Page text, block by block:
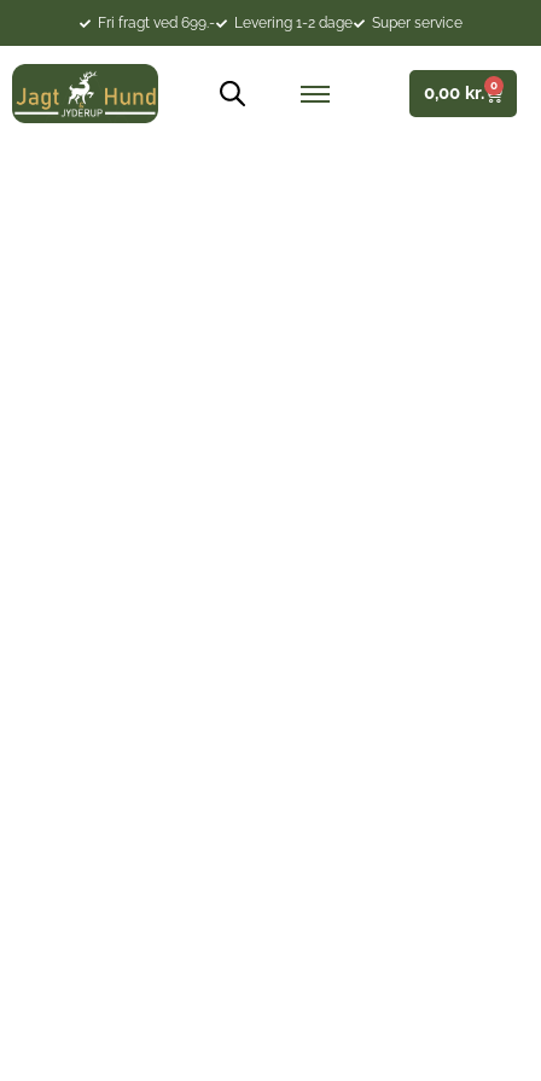
Fri fragt ved 699.- Levering 1-2 dage Super service
0,00 kr. 0